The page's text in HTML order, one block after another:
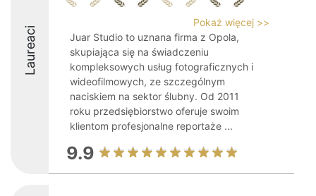
Laureaci
Pokaż więcej >>
Juar Studio to uznana firma z Opola,
skupiająca się na świadczeniu
kompleksowych usług fotograficznych i
wideofilmowych, ze szczególnym
naciskiem na sektor ślubny. Od 2011
roku przedsiębiorstwo oferuje swoim
klientom profesjonalne reportaże ...
9.9